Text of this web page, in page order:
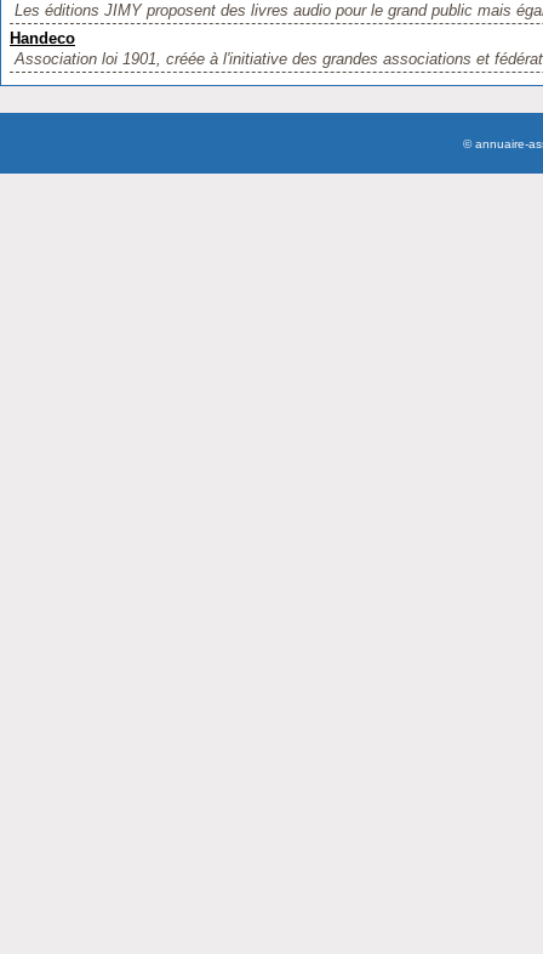
Les éditions JIMY proposent des livres audio pour le grand public mais
Handeco
Association loi 1901, créée à l'initiative des grandes associations et
© annuaire-